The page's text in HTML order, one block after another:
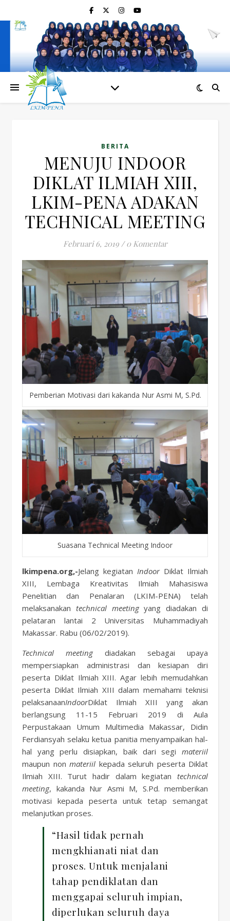
BERITA
MENUJU INDOOR
DIKLAT ILMIAH XIII,
LKIM-PENA ADAKAN
TECHNICAL MEETING
Februari 6, 2019 / 0 Komentar
Pemberian Motivasi dari kakanda Nur Asmi M, S.Pd.
Suasana Technical Meeting Indoor
lkimpena.org,-Jelang kegiatan IndoorDiklat Ilmiah
XIII, Lembaga Kreativitas Ilmiah Mahasiswa
Penelitian dan Penalaran (LKIM-PENA) telah
melaksanakan technical meetingyang diadakan di
pelataran lantai 2 Universitas Muhammadiyah
Makassar. Rabu (06/02/2019).
Technical
meetingdiadakan sebagai upaya
mempersiapkan administrasi dan kesiapan diri
peserta Diklat Ilmiah XIII. Agar lebih memudahkan
peserta Diklat Ilmiah XIII dalam memahami teknisi
pelaksanaanIndoorDiklat Ilmiah XIII yang akan
berlangsung 11-15 Februari 2019 di Aula
Perpustakaan Umum Multimedia Makassar, Didin
Ferdiansyah selaku ketua panitia menyampaikan hal-
hal yang perlu disiapkan, baik dari segi materiil
maupun non materiil kepada seluruh peserta Diklat
Ilmiah XIII. Turut hadir dalam kegiatan technical
meeting, kakanda Nur Asmi M, S.Pd. memberikan
motivasi kepada peserta untuk tetap semangat
melanjutkan proses.
“Hasil tidak pernah
mengkhianati niat dan
proses. Untuk menjalani
tahap pendiklatan dan
menggapai seluruh impian,
diperlukan seluruh daya